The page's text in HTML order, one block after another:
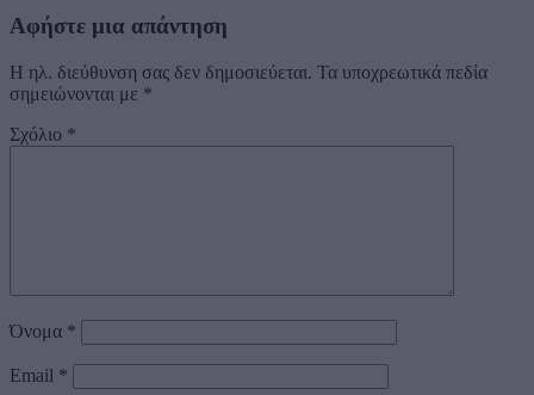
Αφήστε μια απάντηση
Η ηλ. διεύθυνση σας δεν δημοσιεύεται. Τα υποχρεωτικά πεδία
σημειώνονται με *
Σχόλιο *
Όνομα *
Email *